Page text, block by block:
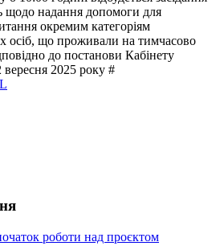
щодо надання допомоги для
окремим категоріям
осіб, що проживали на тимчасово
до постанови Кабінету
вересня 2025 року #
роботи над проєктом